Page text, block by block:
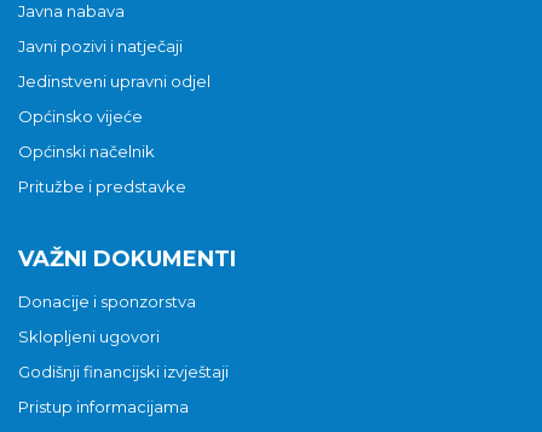
Javna nabava
Javni pozivi i natječaji
Jedinstveni upravni odjel
Općinsko vijeće
Općinski načelnik
Pritužbe i predstavke
VAŽNI DOKUMENTI
Donacije i sponzorstva
Sklopljeni ugovori
Godišnji financijski izvještaji
Pristup informacijama